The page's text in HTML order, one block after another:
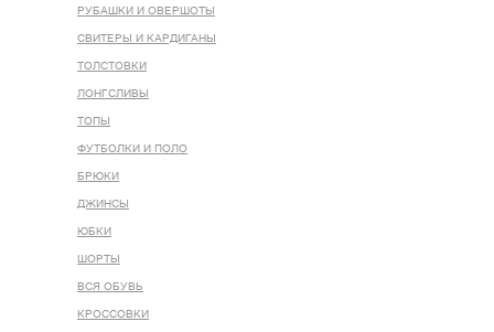
РУБАШКИ И ОВЕРШОТЫ
СВИТЕРЫ И КАРДИГАНЫ
ТОЛСТОВКИ
ЛОНГСЛИВЫ
ТОПЫ
ФУТБОЛКИ И ПОЛО
БРЮКИ
ДЖИНСЫ
ЮБКИ
ШОРТЫ
ВСЯ ОБУВЬ
КРОССОВКИ